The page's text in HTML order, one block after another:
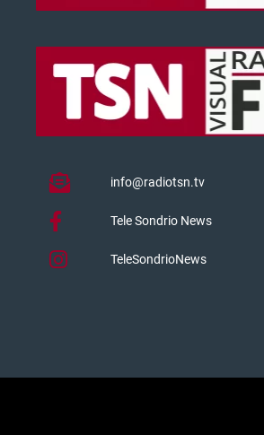
info@radiotsn.tv
Tele Sondrio News
TeleSondrioNews